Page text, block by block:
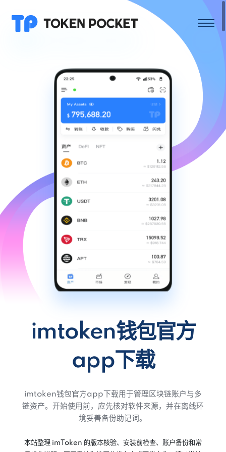
imtoken钱包官方
app下载
imtoken钱包官方app下载用于管理区块链账户与多
链资产。开始使用前，应先核对软件来源，并在离线环
境妥善备份助记词。
本站整理 imToken 的版本核验、安装前检查、账户备份和常